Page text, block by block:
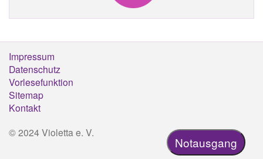
Notausgang
Footermenü
Impressum
Datenschutz
Vorlesefunktion
Sitemap
Kontakt
© 2024 Violetta e. V.